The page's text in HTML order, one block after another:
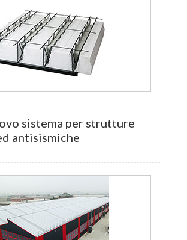
sistema per strutture
antisismiche